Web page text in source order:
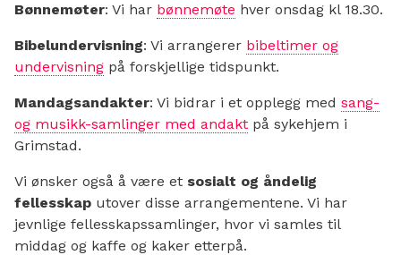
Bønnemøter: Vi har bønnemøte hver onsdag kl 18.30.
Bibelundervisning: Vi arrangerer bibeltimer og
undervisning på forskjellige tidspunkt.
Mandagsandakter: Vi bidrar i et opplegg med sang-
og musikk-samlinger med andakt på sykehjem i
Grimstad.
Vi ønsker også å være et sosialt og åndelig
fellesskap utover disse arrangementene. Vi har
jevnlige fellesskapssamlinger, hvor vi samles til
middag og kaffe og kaker etterpå.